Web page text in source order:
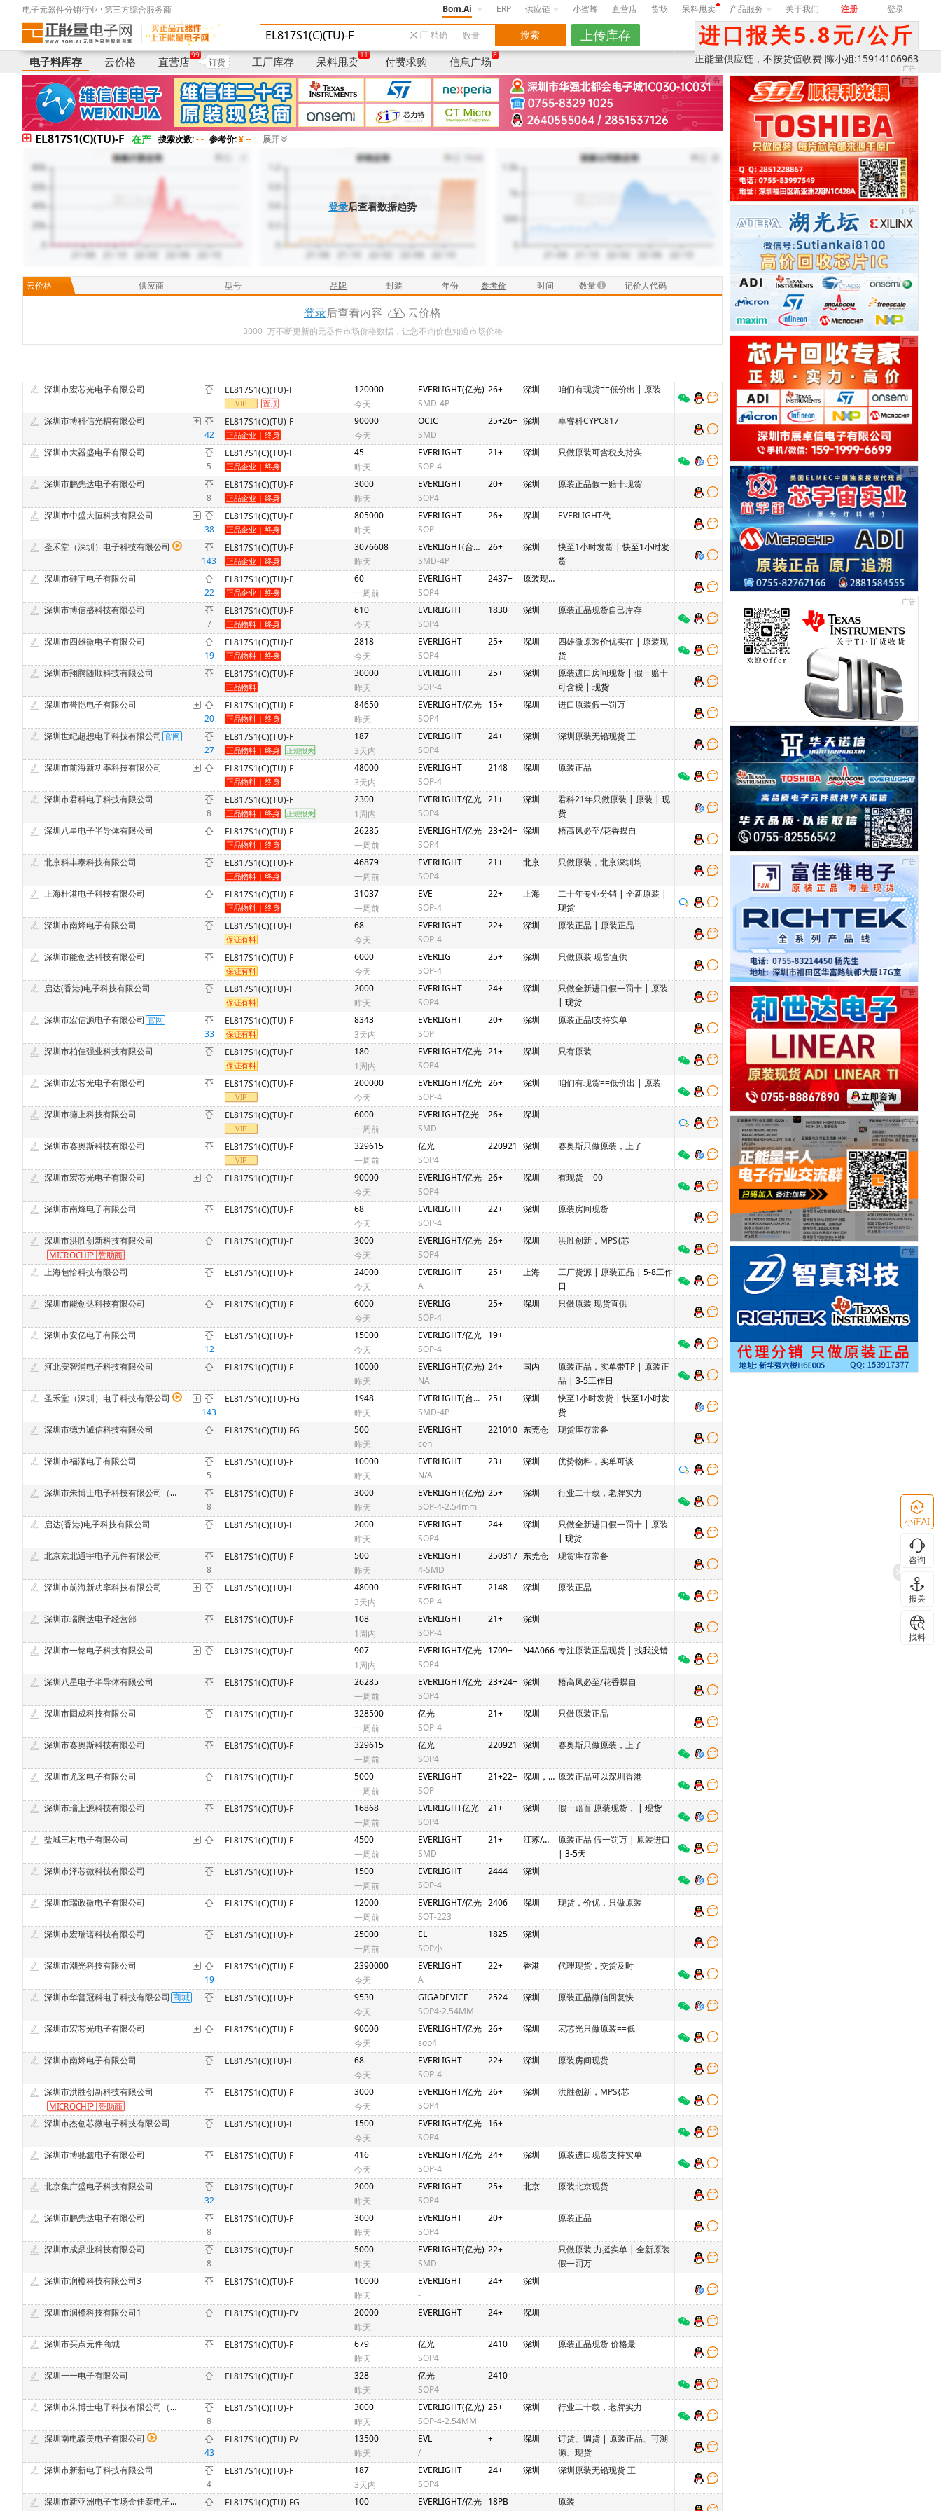
电子元器件分销行业 · 第三方综合服务商 Bom.Ai ERP 供应链 小蜜蜂 直营店 货场 呆料甩卖 产品服务 关于我们 注册 登录
精确 进口报关5.8元/公斤
正能量供应链，不按货值收费 陈小姐:15914106963
电子料库存 云价格 直营店
99
订货 工厂库存 呆料甩卖
11
付费求购 信息广场
8
EL817S1(C)(TU)-F 在产 搜索次数:- - 参考价:¥ -- 展开
登录后查看数据趋势
云价格 供应商 型号 品牌 封装 年份 参考价 时间 数量 记价人代码
登录后查看内容 云价格
3000+万不断更新的元器件市场价格数据，让您不询价也知道市场价格
电子料库存 供应商 品牌 /封装 仓库 卖家说明/品质/货期 询价
深圳市宏芯光电子有限公司 EL817S1(C)(TU)-F
120000
今天
EVERLIGHT(亿光)
SMD-4P
26+ 深圳 咱们有现货==低价出 | 原装
深圳市博科信光耦有限公司
42
EL817S1(C)(TU)-F
90000
今天
OCIC
SMD
25+26+ 深圳 卓睿科CYPC817
深圳市大器盛电子有限公司
5
EL817S1(C)(TU)-F
45
昨天
EVERLIGHT
SOP-4
21+ 深圳 只做原装可含税支持实
深圳市鹏先达电子有限公司
8
EL817S1(C)(TU)-F
3000
昨天
EVERLIGHT
SOP4
20+ 深圳 原装正品假一赔十现货
深圳市中盛大恒科技有限公司
38
EL817S1(C)(TU)-F
805000
昨天
EVERLIGHT
SOP
26+ 深圳 EVERLIGHT代
圣禾堂（深圳）电子科技有限公司
143
EL817S1(C)(TU)-F
3076608
昨天
EVERLIGHT(台湾亿光)
SMD-4P
26+ 深圳 快至1小时发货 | 快至1小时发
货
深圳市硅宇电子有限公司
22
EL817S1(C)(TU)-F
60
一周前
EVERLIGHT
SOP4
2437+ 原装现货，全网最低价
深圳市博信盛科技有限公司
7
EL817S1(C)(TU)-F
610
今天
EVERLIGHT
SOP4
1830+ 深圳 原装正品现货自己库存
深圳市四雄微电子有限公司
19
EL817S1(C)(TU)-F
2818
今天
EVERLIGHT
SOP4
25+ 深圳 四雄微原装价优实在 | 原装现
货
深圳市翔腾随顺科技有限公司
EL817S1(C)(TU)-F
30000
昨天
EVERLIGHT
SOP-4
25+ 深圳 原装进口房间现货 | 假一赔十
可含税 | 现货
深圳市誉恺电子有限公司
20
EL817S1(C)(TU)-F
84650
昨天
EVERLIGHT/亿光
SOP4
15+ 深圳 进口原装假一罚万
深圳世纪超想电子科技有限公司
27
EL817S1(C)(TU)-F
187
3天内
EVERLIGHT
SOP4
24+ 深圳 深圳原装无铅现货 正
深圳市前海新功率科技有限公司 EL817S1(C)(TU)-F
48000
3天内
EVERLIGHT
SOP-4
2148 深圳 原装正品
深圳市君科电子科技有限公司
8
EL817S1(C)(TU)-F
2300
1周内
EVERLIGHT/亿光
SOP4
21+ 深圳 君科21年只做原装 | 原装 | 现
货
深圳八星电子半导体有限公司
EL817S1(C)(TU)-F
26285
一周前
EVERLIGHT/亿光
SOP4
23+24+ 深圳 梧高凤必至/花香蝶自
北京科丰泰科技有限公司 EL817S1(C)(TU)-F
46879
一周前
EVERLIGHT
SOP4
21+ 北京 只做原装，北京深圳均
上海杜港电子科技有限公司 EL817S1(C)(TU)-F
31037
一周前
EVE
SOP-4
22+ 上海 二十年专业分销 | 全新原装 |
现货
深圳市南烽电子有限公司
EL817S1(C)(TU)-F
68
今天
EVERLIGHT
SOP-4
22+ 深圳 原装正品 | 原装正品
深圳市能创达科技有限公司 EL817S1(C)(TU)-F
6000
今天
EVERLIG
SOP-4
25+ 深圳 只做原装 现货直供
启达(香港)电子科技有限公司 EL817S1(C)(TU)-F
2000
昨天
EVERLIGHT
SOP4
24+ 深圳 只做全新进口假一罚十 | 原装
| 现货
深圳市宏信源电子有限公司
33
EL817S1(C)(TU)-F
8343
3天内
EVERLIGHT
SOP
20+ 深圳 原装正品!支持实单
深圳市柏佳强业科技有限公司 EL817S1(C)(TU)-F
180
1周内
EVERLIGHT/亿光
SOP4
21+ 深圳 只有原装
深圳市宏芯光电子有限公司 EL817S1(C)(TU)-F
200000
今天
EVERLIGHT/亿光
SOP-4
26+ 深圳 咱们有现货==低价出 | 原装
深圳市德上科技有限公司 EL817S1(C)(TU)-F
6000
一周前
EVERLIGHT亿光
SMD
26+ 深圳
深圳市赛奥斯科技有限公司 EL817S1(C)(TU)-F
329615
一周前
亿光
SOP4
220921+深圳 赛奥斯只做原装，上了
深圳市宏芯光电子有限公司 EL817S1(C)(TU)-F
90000
今天
EVERLIGHT/亿光
SOP4
26+ 深圳 有现货==00
深圳市南烽电子有限公司 EL817S1(C)(TU)-F
68
今天
EVERLIGHT
SOP-4
22+ 深圳 原装房间现货
深圳市洪胜创新科技有限公司
MICROCHIP 赞助商
EL817S1(C)(TU)-F
3000
今天
EVERLIGHT/亿光
SOP4
26+ 深圳 洪胜创新，MPS{芯
上海包恰科技有限公司 EL817S1(C)(TU)-F
24000
今天
EVERLIGHT
A
25+ 上海 工厂货源 | 原装正品 | 5-8工作
日
深圳市能创达科技有限公司
EL817S1(C)(TU)-F
6000
今天
EVERLIG
SOP-4
25+ 深圳 只做原装 现货直供
深圳市安亿电子有限公司
12
EL817S1(C)(TU)-F
15000
今天
EVERLIGHT/亿光
SOP-4
19+
河北安智浦电子科技有限公司 EL817S1(C)(TU)-F
10000
昨天
EVERLIGHT(亿光)
NA
24+ 国内 原装正品，实单带TP | 原装正
品 | 3-5工作日
圣禾堂（深圳）电子科技有限公司
143
EL817S1(C)(TU)-FG
1948
昨天
EVERLIGHT(台湾亿光)
SMD-4P
25+ 深圳 快至1小时发货 | 快至1小时发
货
深圳市德力诚信科技有限公司
EL817S1(C)(TU)-FG
500
昨天
EVERLIGHT
con
221010 东莞仓 现货库存常备
深圳市福澈电子有限公司
5
EL817S1(C)(TU)-F
10000
昨天
EVERLIGHT
N/A
23+ 深圳 优势物料，实单可谈
深圳市朱博士电子科技有限公司（原深圳市中意法电子科技有限公司）
8
EL817S1(C)(TU)-F
3000
昨天
EVERLIGHT(亿光)
SOP-4-2.54mm
25+ 深圳 行业二十载，老牌实力
启达(香港)电子科技有限公司 EL817S1(C)(TU)-F
2000
昨天
EVERLIGHT
SOP4
24+ 深圳 只做全新进口假一罚十 | 原装
| 现货
北京京北通宇电子元件有限公司
8
EL817S1(C)(TU)-F
500
昨天
EVERLIGHT
4-SMD
250317 东莞仓 现货库存常备
深圳市前海新功率科技有限公司 EL817S1(C)(TU)-F
48000
3天内
EVERLIGHT
SOP-4
2148 深圳 原装正品
深圳市瑞腾达电子经营部 EL817S1(C)(TU)-F
108
1周内
EVERLIGHT
SOP-4
21+ 深圳
深圳市一铭电子科技有限公司 EL817S1(C)(TU)-F
907
1周内
EVERLIGHT/亿光
SOP4
1709+ N4A066 专注原装正品现货 | 找我没错
深圳八星电子半导体有限公司 EL817S1(C)(TU)-F
26285
一周前
EVERLIGHT/亿光
SOP4
23+24+ 深圳 梧高凤必至/花香蝶自
深圳市囸成科技有限公司 EL817S1(C)(TU)-F
328500
一周前
亿光
SOP-4
21+ 深圳 只做原装正品
深圳市赛奥斯科技有限公司 EL817S1(C)(TU)-F
329615
一周前
亿光
SOP4
220921+深圳 赛奥斯只做原装，上了
深圳市尤采电子有限公司 EL817S1(C)(TU)-F
5000
一周前
EVERLIGHT
SOP
21+22+ 深圳，香港 原装正品可以深圳香港
深圳市瑞上源科技有限公司 EL817S1(C)(TU)-F
16868
一周前
EVERLIGHT亿光
SOP4
21+ 深圳 假一赔百 原装现货， | 现货
盐城三村电子有限公司 EL817S1(C)(TU)-F
4500
一周前
EVERLIGHT
SMD
21+ 江苏/深圳 原装正品 假一罚万 | 原装进口
| 3-5天
深圳市泽芯微科技有限公司
EL817S1(C)(TU)-F
1500
一周前
EVERLIGHT
SOP-4
2444 深圳
深圳市瑞政微电子有限公司 EL817S1(C)(TU)-F
12000
一周前
EVERLIGHT/亿光
SOT-223
2406 深圳 现货，价优，只做原装
深圳市宏瑞诺科技有限公司 EL817S1(C)(TU)-F
25000
一周前
EL
SOP小
1825+ 深圳
深圳市潮光科技有限公司
19
EL817S1(C)(TU)-F
2390000
今天
EVERLIGHT
A
22+ 香港 代理现货，交货及时
深圳市华普冠科电子科技有限公司 EL817S1(C)(TU)-F
9530
今天
GIGADEVICE
SOP4-2.54MM
2524 深圳 原装正品微信回复快
深圳市宏芯光电子有限公司 EL817S1(C)(TU)-F
90000
今天
EVERLIGHT/亿光
sop4
26+ 深圳 宏芯光只做原装==低
深圳市南烽电子有限公司 EL817S1(C)(TU)-F
68
今天
EVERLIGHT
SOP-4
22+ 深圳 原装房间现货
深圳市洪胜创新科技有限公司
MICROCHIP 赞助商
EL817S1(C)(TU)-F
3000
今天
EVERLIGHT/亿光
SOP4
26+ 深圳 洪胜创新，MPS{芯
深圳市杰创芯微电子科技有限公司 EL817S1(C)(TU)-F
1500
今天
EVERLIGHT/亿光
SOP4
16+
深圳市博驰鑫电子有限公司 EL817S1(C)(TU)-F
416
今天
EVERLIGHT/亿光
SOP-4
24+ 深圳 原装进口现货支持实单
北京集广盛电子科技有限公司
32
EL817S1(C)(TU)-F
2000
昨天
EVERLIGHT
SOP4
25+ 北京 原装北京现货
深圳市鹏先达电子有限公司
8
EL817S1(C)(TU)-F
3000
昨天
EVERLIGHT
SOP4
20+ 原装正品
深圳市成鼎业科技有限公司
8
EL817S1(C)(TU)-F
5000
昨天
EVERLIGHT(亿光)
SMD
22+ 只做原装 力挺实单 | 全新原装
假一罚万
深圳市润橙科技有限公司3
EL817S1(C)(TU)-F
10000
昨天
EVERLIGHT
-
24+ 深圳
深圳市润橙科技有限公司1 EL817S1(C)(TU)-FV
20000
昨天
EVERLIGHT
-
24+ 深圳
深圳市买点元件商城 EL817S1(C)(TU)-F
679
昨天
亿光
SOP4
2410 深圳 原装正品现货 价格最
深圳一一电子有限公司 EL817S1(C)(TU)-F
328
昨天
亿光
SOP4
2410
深圳市朱博士电子科技有限公司（原深圳市中意法电子科技有限公司）
8
EL817S1(C)(TU)-F
3000
昨天
EVERLIGHT(亿光)
SOP-4-2.54MM
25+ 深圳 行业二十载，老牌实力
深圳南电森美电子有限公司
43
EL817S1(C)(TU)-FV
13500
昨天
EVL
/
+ 深圳 订货、调货 | 原装正品、可溯
源、现货
深圳市新新电子科技有限公司
4
EL817S1(C)(TU)-F
187
3天内
EVERLIGHT
SOP4
24+ 深圳 深圳原装无铅现货 正
深圳市新亚洲电子市场金佳泰电子商行 EL817S1(C)(TU)-FG
100
EVERLIGHT/亿光 18PB 原装
小正AI
咨询
报关
找料